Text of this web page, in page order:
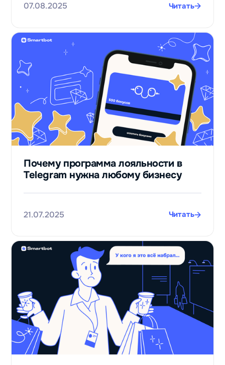
07.08.2025 Читать
Почему программа лояльности в
Telegram нужна любому бизнесу
21.07.2025 Читать